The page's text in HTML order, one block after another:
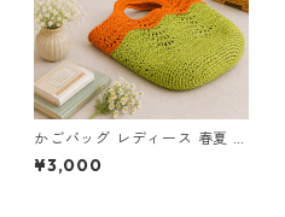
かごバッグ レディース 春夏 エ
コアンダリヤ トートバッグ オ
レンジ グリーン n62 ハンドメ
¥3,000